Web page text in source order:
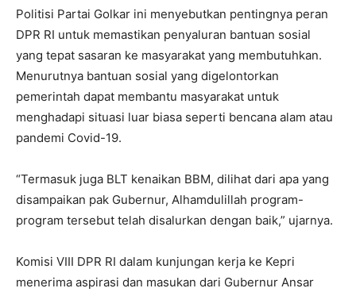
Politisi Partai Golkar ini menyebutkan pentingnya peran
DPR RI untuk memastikan penyaluran bantuan sosial
yang tepat sasaran ke masyarakat yang membutuhkan.
Menurutnya bantuan sosial yang digelontorkan
pemerintah dapat membantu masyarakat untuk
menghadapi situasi luar biasa seperti bencana alam atau
pandemi Covid-19.
“Termasuk juga BLT kenaikan BBM, dilihat dari apa yang
disampaikan pak Gubernur, Alhamdulillah program-
program tersebut telah disalurkan dengan baik,” ujarnya.
Komisi VIII DPR RI dalam kunjungan kerja ke Kepri
menerima aspirasi dan masukan dari Gubernur Ansar